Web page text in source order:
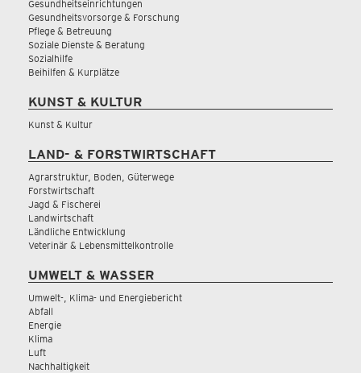
Gesundheitseinrichtungen
Gesundheitsvorsorge & Forschung
Pflege & Betreuung
Soziale Dienste & Beratung
Sozialhilfe
Beihilfen & Kurplätze
KUNST & KULTUR
Kunst & Kultur
LAND- & FORSTWIRTSCHAFT
Agrarstruktur, Boden, Güterwege
Forstwirtschaft
Jagd & Fischerei
Landwirtschaft
Ländliche Entwicklung
Veterinär & Lebensmittelkontrolle
UMWELT & WASSER
Umwelt-, Klima- und Energiebericht
Abfall
Energie
Klima
Luft
Nachhaltigkeit